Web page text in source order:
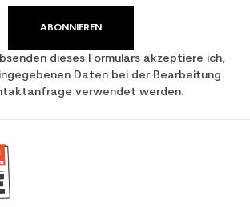
ABONNIEREN
dieses Formulars akzeptiere ich,
Daten bei der Bearbeitung
verwendet werden.